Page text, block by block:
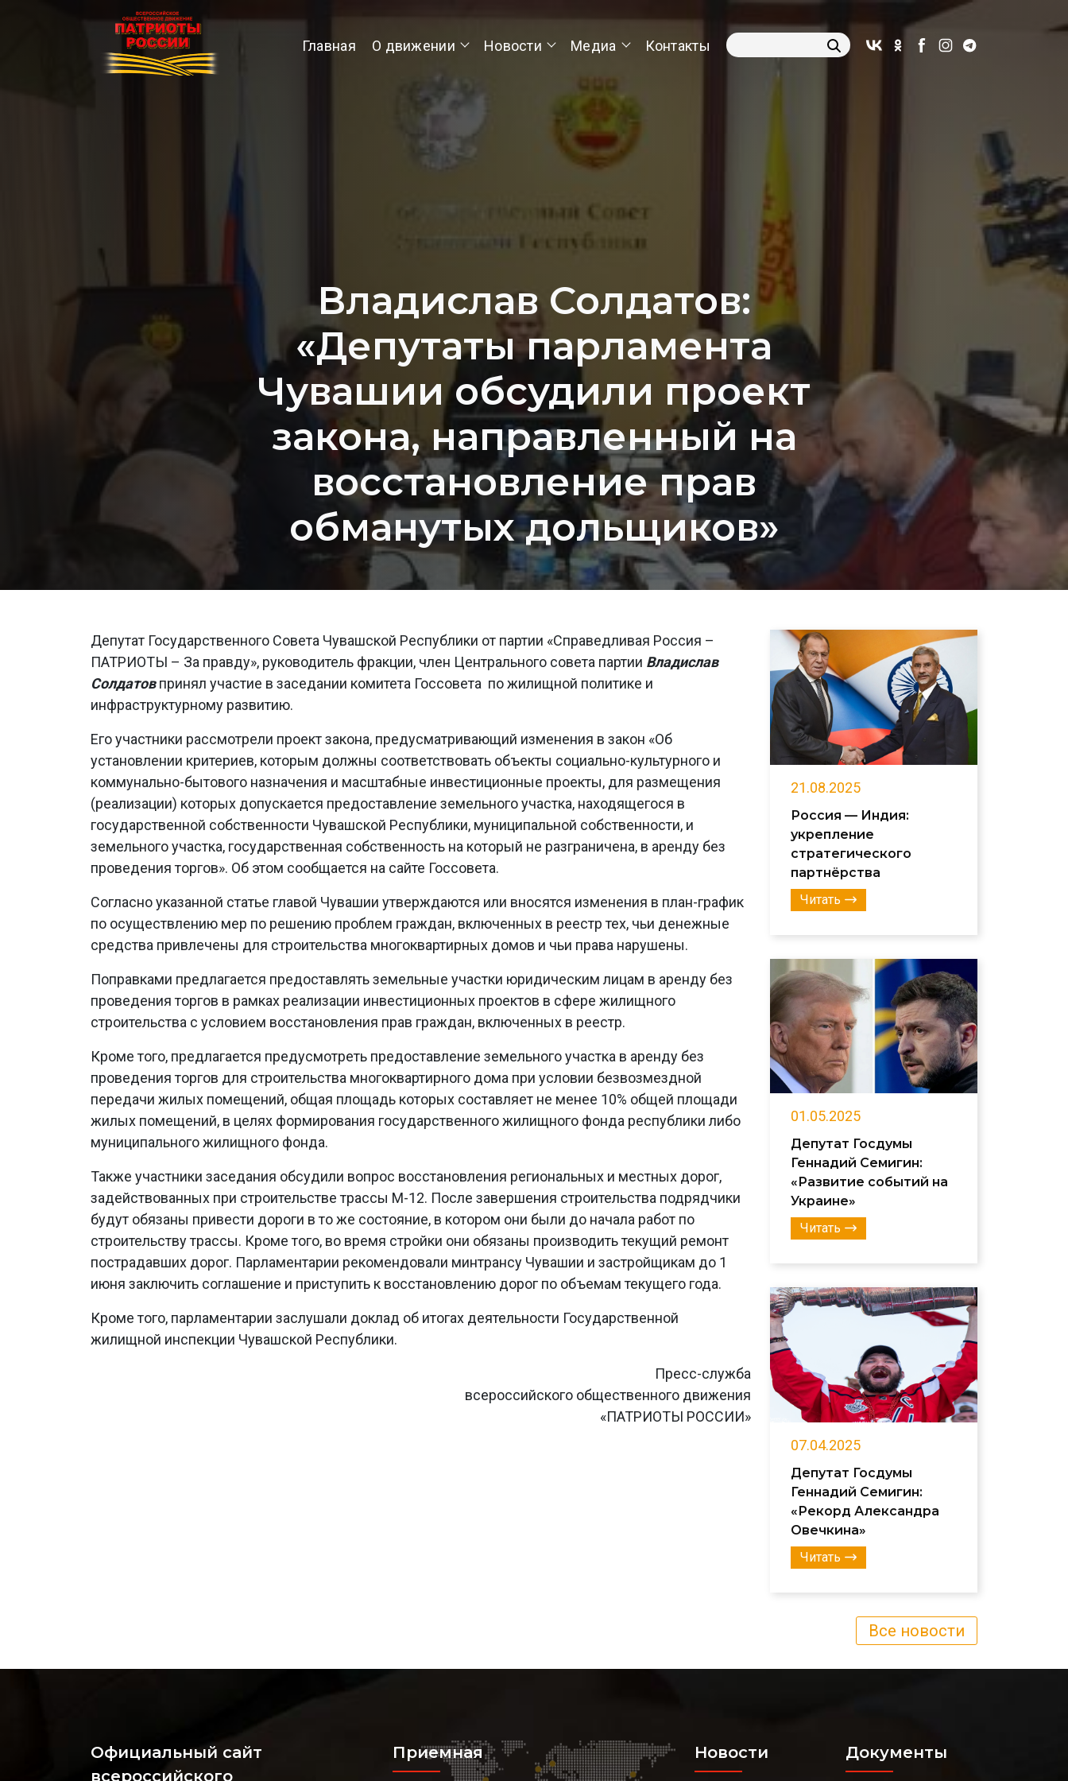
Главная О движении Новости Медиа Контакты
Владислав Солдатов:
«Депутаты парламента
Чувашии обсудили проект
закона, направленный на
восстановление прав
обманутых дольщиков»
Депутат Государственного Совета Чувашской Республики от партии «Справедливая Россия –
ПАТРИОТЫ – За правду», руководитель фракции, член Центрального совета партии Владислав
Солдатовпринял участие в заседании комитета Госсовета по жилищной политике и
инфраструктурному развитию.
Его участники рассмотрели проект закона, предусматривающий изменения в закон «Об
установлении критериев, которым должны соответствовать объекты социально-культурного и
коммунально-бытового назначения и масштабные инвестиционные проекты, для размещения
(реализации) которых допускается предоставление земельного участка, находящегося в
государственной собственности Чувашской Республики, муниципальной собственности, и
земельного участка, государственная собственность на который не разграничена, в аренду без
проведения торгов». Об этом сообщается на сайте Госсовета.
Согласно указанной статье главой Чувашии утверждаются или вносятся изменения в план-график
по осуществлению мер по решению проблем граждан, включенных в реестр тех, чьи денежные
средства привлечены для строительства многоквартирных домов и чьи права нарушены.
Поправками предлагается предоставлять земельные участки юридическим лицам в аренду без
проведения торгов в рамках реализации инвестиционных проектов в сфере жилищного
строительства с условием восстановления прав граждан, включенных в реестр.
Кроме того, предлагается предусмотреть предоставление земельного участка в аренду без
проведения торгов для строительства многоквартирного дома при условии безвозмездной
передачи жилых помещений, общая площадь которых составляет не менее 10% общей площади
жилых помещений, в целях формирования государственного жилищного фонда республики либо
муниципального жилищного фонда.
Также участники заседания обсудили вопрос восстановления региональных и местных дорог,
задействованных при строительстве трассы М-12. После завершения строительства подрядчики
будут обязаны привести дороги в то же состояние, в котором они были до начала работ по
строительству трассы. Кроме того, во время стройки они обязаны производить текущий ремонт
пострадавших дорог. Парламентарии рекомендовали минтрансу Чувашии и застройщикам до 1
июня заключить соглашение и приступить к восстановлению дорог по объемам текущего года.
Кроме того, парламентарии заслушали доклад об итогах деятельности Государственной
жилищной инспекции Чувашской Республики.
Пресс-служба
всероссийского общественного движения
«ПАТРИОТЫ РОССИИ»
21.08.2025
Россия — Индия:
укрепление
стратегического
партнёрства
Читать
01.05.2025
Депутат Госдумы
Геннадий Семигин:
«Развитие событий на
Украине»
Читать
07.04.2025
Депутат Госдумы
Геннадий Семигин:
«Рекорд Александра
Овечкина»
Читать
Все новости
Официальный сайт
всероссийского
Приемная Новости Документы